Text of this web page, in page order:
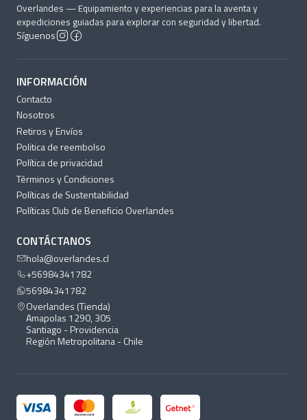
Overlandes — Equipamiento y experiencias para la aventa y
expediciones guiadas para explorar con seguridad y libertad.
Síguenos
INFORMACIÓN
Contacto
Nosotros
Retiros y Envíos
Politica de reembolso
Política de privacidad
Términos y Condiciones
Políticas de Sustentabilidad
Políticas Club de Beneficio Overlandes
CONTÁCTANOS
hola@overlandes.cl
+56984341782
56984341782
Overlandes (Tienda)
Amapolas 1290, 305
Santiago - Providencia
Región Metropolitana - Chile